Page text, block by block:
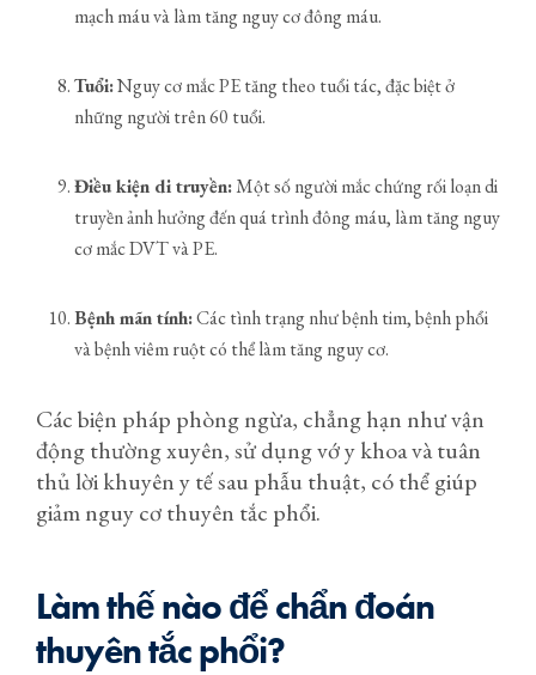
mạch máu và làm tăng nguy cơ đông máu.
Tuổi:Nguy cơ mắc PE tăng theo tuổi tác, đặc biệt ở
những người trên 60 tuổi.
Điều kiện di truyền:Một số người mắc chứng rối loạn di
truyền ảnh hưởng đến quá trình đông máu, làm tăng nguy
cơ mắc DVT và PE.
Bệnh mãn tính:Các tình trạng như bệnh tim, bệnh phổi
và bệnh viêm ruột có thể làm tăng nguy cơ.
Các biện pháp phòng ngừa, chẳng hạn như vận
động thường xuyên, sử dụng vớ y khoa và tuân
thủ lời khuyên y tế sau phẫu thuật, có thể giúp
giảm nguy cơ thuyên tắc phổi.
Làm thế nào để chẩn đoán
thuyên tắc phổi?